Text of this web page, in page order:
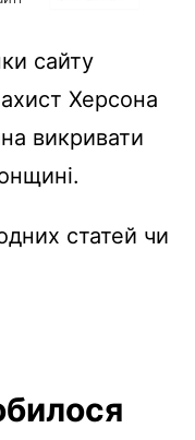
сайту
Херсона
викривати
статей чи